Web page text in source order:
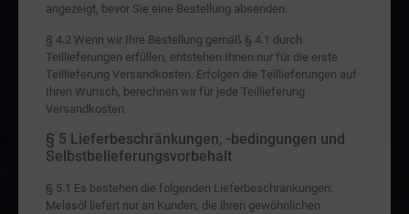
angezeigt, bevor Sie eine Bestellung absenden.
§ 4.2 Wenn wir Ihre Bestellung gemäß § 4.1 durch
Teillieferungen erfüllen, entstehen Ihnen nur für die erste
Teillieferung Versandkosten. Erfolgen die Teillieferungen auf
Ihren Wunsch, berechnen wir für jede Teillieferung
Versandkosten.
§ 5 Lieferbeschränkungen, -bedingungen und
Selbstbelieferungsvorbehalt
§ 5.1 Es bestehen die folgenden Lieferbeschränkungen:
Melasól liefert nur an Kunden, die ihren gewöhnlichen